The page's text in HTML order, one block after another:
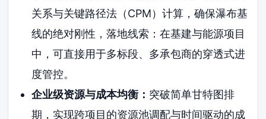
关系与关键路径法（CPM）计算，确保瀑布基
线的绝对刚性，落地线索：在基建与能源项目
中，可直接用于多标段、多承包商的穿透式进
度管控。
企业级资源与成本均衡： 突破简单甘特图排
期，实现跨项目的资源池调配与时间驱动的成